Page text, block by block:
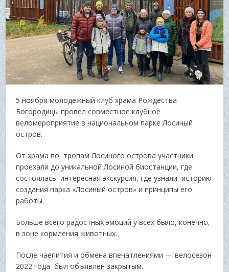
5 ноября молодежный клуб храма Рождества
Богородицы провел совместное клубное
веломероприятие в национальном парке Лосиный
остров.
От храма по тропам Лосиного острова участники
проехали до уникальной Лосиной биостанции, где
состоялась интересная экскурсия, где узнали историю
создания парка «Лосиный остров» и принципы его
работы.
Больше всего радостных эмоций у всех было, конечно,
в зоне кормления животных.
После чаепития и обмена впечатлениями — велосезон
2022 года был объявлен закрытым.